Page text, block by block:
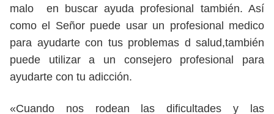
malo en buscar ayuda profesional también. Así
como el Señor puede usar un profesional medico
para ayudarte con tus problemas d salud,también
puede utilizar a un consejero profesional para
ayudarte con tu adicción.
«Cuando nos rodean las dificultades y las